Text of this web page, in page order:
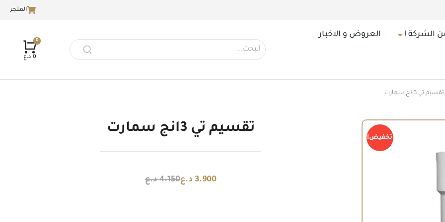
المتجر
الشركة ! العروض و الاخبار
0 د.ع
تقسيم تي 3انج سمارت
تخفيض!
تقسيم تي 3انج سمارت
4.150 د.ع 3.900 د.ع